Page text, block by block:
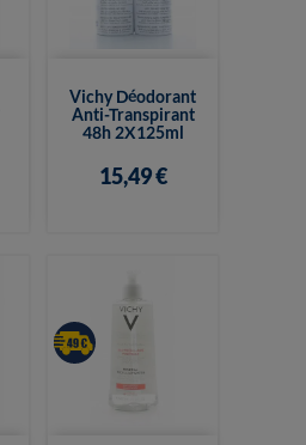
Vichy Déodorant
Anti-Transpirant
48h 2X125ml
15,49 €